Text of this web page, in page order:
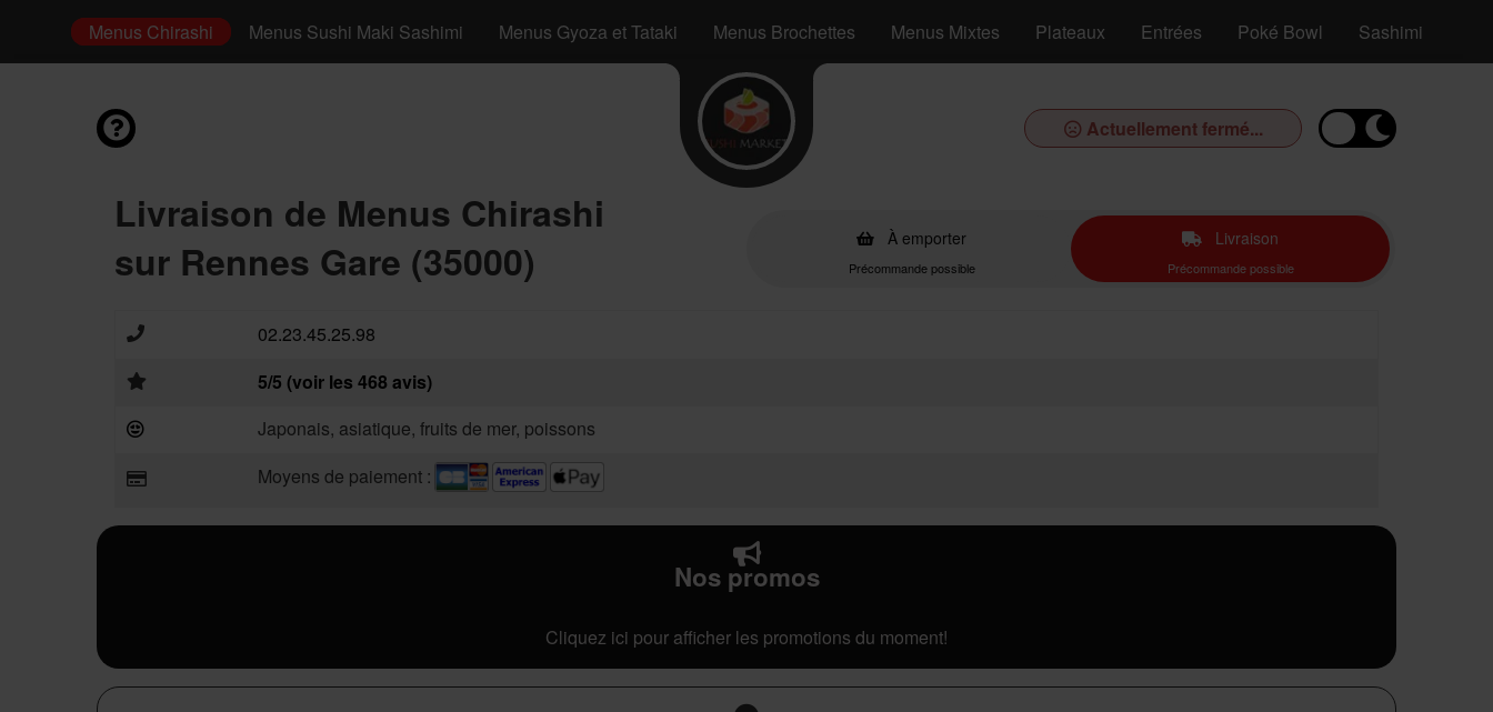
Menus Chirashi Menus Sushi Maki Sashimi Menus Gyoza et Tataki Menus Brochettes Menus Mixtes Plateaux Entrées Poké Bowl Sashimi (9 pcs)
Actuellement fermé...
Livraison de Menus Chirashi
sur Rennes Gare (35000)
À emporter
Précommande possible
Livraison
Précommande possible
02.23.45.25.98
5/5 (voir les 468 avis)
Japonais, asiatique, fruits de mer, poissons
Moyens de paiement :
Nos promos
Cliquez ici pour afficher les promotions du moment!